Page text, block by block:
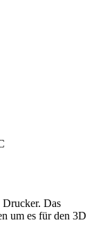
Das
um es für den 3D